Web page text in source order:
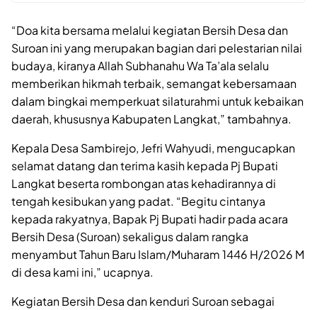
“Doa kita bersama melalui kegiatan Bersih Desa dan
Suroan ini yang merupakan bagian dari pelestarian nilai
budaya, kiranya Allah Subhanahu Wa Ta’ala selalu
memberikan hikmah terbaik, semangat kebersamaan
dalam bingkai memperkuat silaturahmi untuk kebaikan
daerah, khususnya Kabupaten Langkat,” tambahnya.
Kepala Desa Sambirejo, Jefri Wahyudi, mengucapkan
selamat datang dan terima kasih kepada Pj Bupati
Langkat beserta rombongan atas kehadirannya di
tengah kesibukan yang padat. “Begitu cintanya
kepada rakyatnya, Bapak Pj Bupati hadir pada acara
Bersih Desa (Suroan) sekaligus dalam rangka
menyambut Tahun Baru Islam/Muharam 1446 H/2026 M
di desa kami ini,” ucapnya.
Kegiatan Bersih Desa dan kenduri Suroan sebagai